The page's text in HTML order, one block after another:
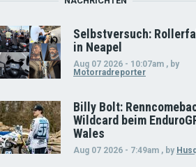
Selbstversuch:
in Neapel
Aug 07 2026 - 10:07am , by
Motorradreporter
Billy Bolt:
Wildcard beim
Wales
Aug 07 2026 - 7:49am , by